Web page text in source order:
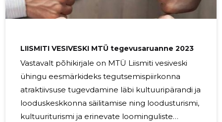
22.05.2013 on MTÜ
LIISMITI VESIVESKI MTÜ tegevusaruanne 2023
Vastavalt põhikirjale on MTÜ Liismiti vesiveski
ühingu eesmärkideks tegutsemispiirkonna
atraktiivsuse tugevdamine läbi kultuuripärandi ja
looduskeskkonna säilitamise ning loodusturismi,
kultuuriturismi ja erinevate loominguliste